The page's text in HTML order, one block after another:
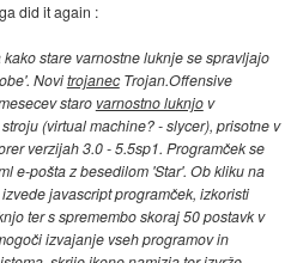
did it again :
stare varnostne luknje se spravljajo
NovitrojanecTrojan.Offensive
staro varnostno luknjov
(virtual machine? - slycer), prisotne v
verzijah 3.0 - 5.5sp1. Programček se
e-pošta z besedilom 'Star'. Ob kliku na
javascript programček, izkoristi
ter s spremembo skoraj 50 postavk v
izvajanje vseh programov in